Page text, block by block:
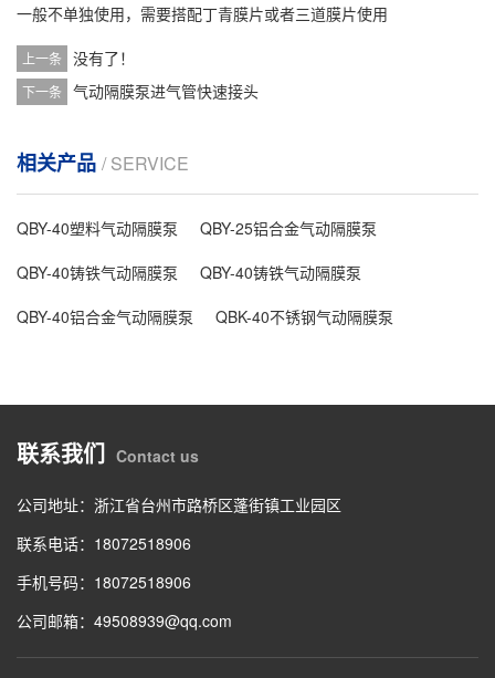
一般不单独使用，需要搭配丁青膜片或者三道膜片使用
上一条 没有了！
下一条 气动隔膜泵进气管快速接头
相关产品 / SERVICE
QBY-40塑料气动隔膜泵
QBY-25铝合金气动隔膜泵
QBY-40铸铁气动隔膜泵
QBY-40铸铁气动隔膜泵
QBY-40铝合金气动隔膜泵
QBK-40不锈钢气动隔膜泵
联系我们 Contact us
公司地址：浙江省台州市路桥区蓬街镇工业园区
联系电话：18072518906
手机号码：18072518906
公司邮箱：49508939@qq.com